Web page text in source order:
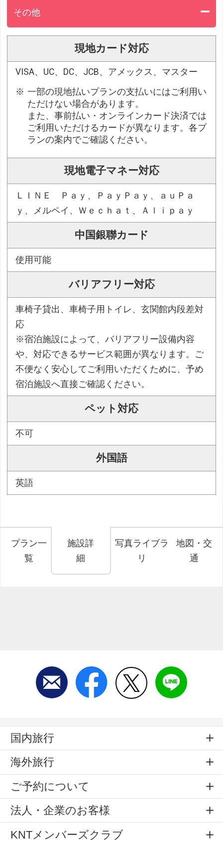
その他
現地カード対応
VISA、UC、DC、JCB、アメックス、マスター
一部の現地払いプランの支払いにはご利用い
ただけない場合があります。
また、事前払い・オンラインカード決済では
ご利用いただけるカードが異なります。各プ
ランの案内でご確認ください。
現地電子マネー対応
ＬＩＮＥ Ｐａｙ、ＰａｙＰａｙ、ａｕＰａ
ｙ、メルペイ、Ｗｅｃｈａｔ、Ａｌｉｐａｙ
中国銀聯カード
使用可能
バリアフリー対応
車椅子貸出、車椅子用トイレ、玄関館内段差対
応
※宿泊施設によって、バリアフリー設備内容
や、対応できるサービス範囲が異なります。ご
不便なく安心してご利用いただくために、予め
宿泊施設へ直接ご確認ください。
ペット対応
不可
外国語
英語
プラン一
覧
施設詳
細
写真ライブラ
リ
地図・交
通
国内旅行
海外旅行
ご予約について
法人・企業のお客様
KNTメンバーズクラブ